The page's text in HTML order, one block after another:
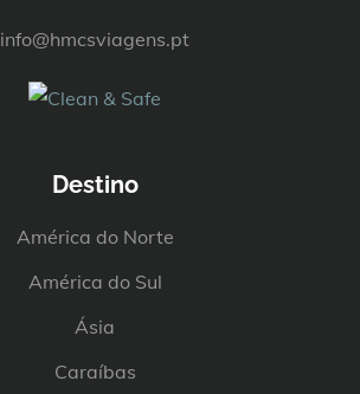
info@hmcsviagens.pt
Destino
América do Norte
América do Sul
Ásia
Caraíbas